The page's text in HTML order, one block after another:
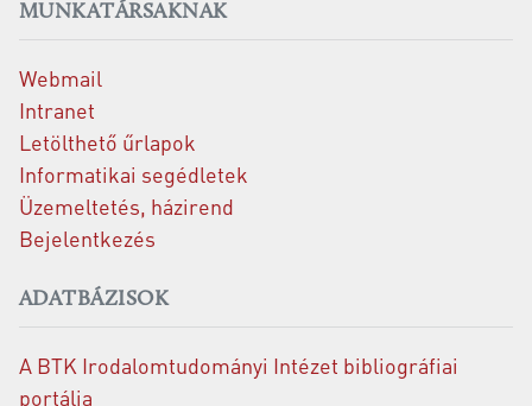
MUNKATÁRSAKNAK
Webmail
Intranet
Letölthető űrlapok
Informatikai segédletek
Üzemeltetés, házirend
Bejelentkezés
ADATBÁZISOK
A BTK Irodalomtudományi Intézet bibliográfiai
portálja